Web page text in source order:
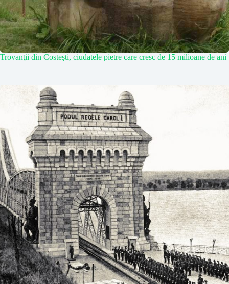
Trovanţii din Costeşti, ciudatele pietre care cresc de 15 milioane de ani